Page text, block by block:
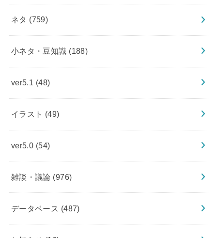
ネタ (759)
小ネタ・豆知識 (188)
ver5.1 (48)
イラスト (49)
ver5.0 (54)
雑談・議論 (976)
データベース (487)